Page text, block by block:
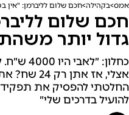
אמס בקהילה חכם שלום לליברמן: "אין
חכם שלום
גדול יותר
החלטתי להפסיק את
להועיל בדרכים שלי״